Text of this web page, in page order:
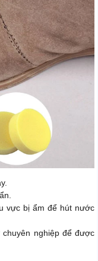
vực bị ẩm để hút nước
nghiệp để được